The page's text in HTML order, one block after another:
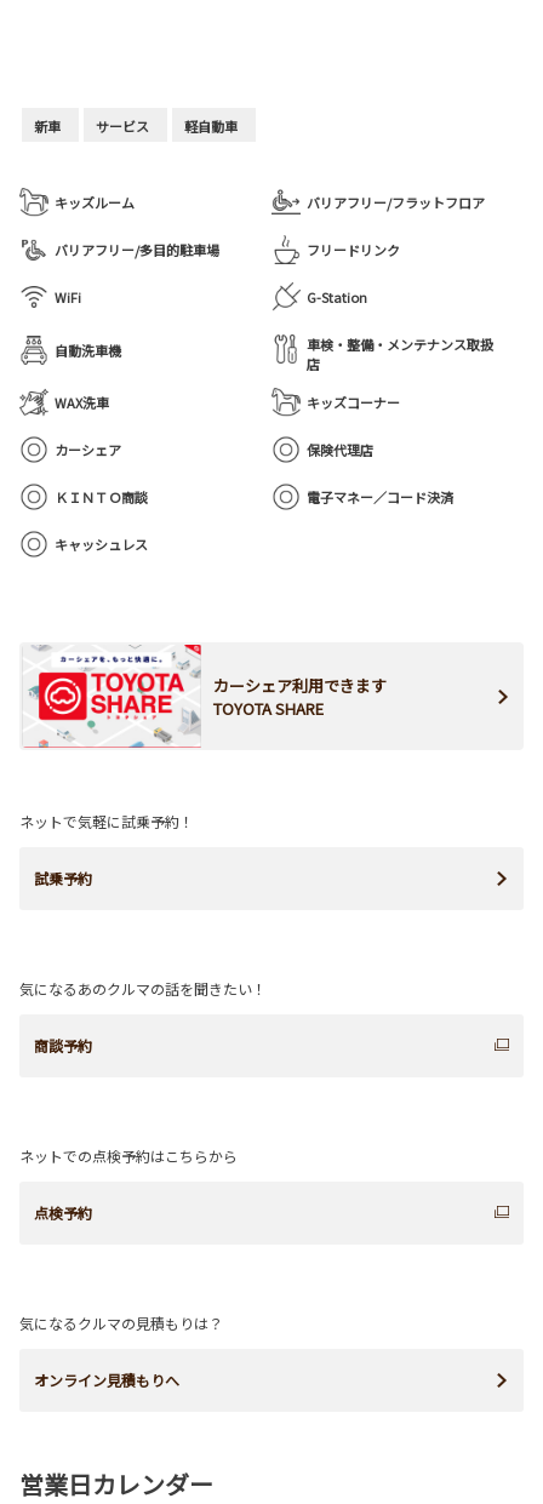
新車 サービス 軽自動車
キッズルーム バリアフリー/フラットフロア
バリアフリー/多目的駐車場 フリードリンク
WiFi G-Station
自動洗車機
車検・整備・メンテナンス取扱
店
WAX洗車
キッズコーナー
カーシェア 保険代理店
ＫＩＮＴＯ商談 電子マネー／コード決済
キャッシュレス
カーシェア利用できます
TOYOTA SHARE
ネットで気軽に試乗予約！
試乗予約
気になるあのクルマの話を聞きたい！
商談予約
ネットでの点検予約はこちらから
点検予約
気になるクルマの見積もりは？
オンライン見積もりへ
営業日カレンダー